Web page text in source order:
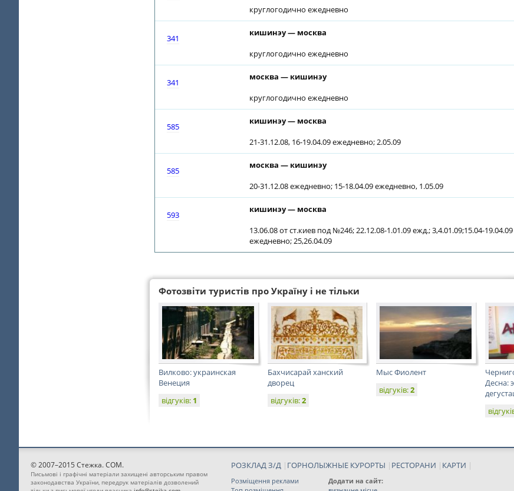
круглогодично ежедневно
341
кишинэу — москва
круглогодично ежедневно
341
москва — кишинэу
круглогодично ежедневно
585
кишинэу — москва
21-31.12.08, 16-19.04.09 ежедневно; 2.05.09
585
москва — кишинэу
20-31.12.08 ежедневно; 15-18.04.09 ежедневно, 1.05.09
593
кишинэу — москва
13.06.08 от ст.киев под №246; 22.12.08-1.01.09 ежд.; 3,4.01.09;15.04-19.04.09
ежедневно; 25,26.04.09
Фотозвіти туристів про Україну і не тільки
Вилково: украинская
Венеция
відгуків: 1
Бахчисарай ханский
дворец
відгуків:2
Мыс Фиолент
відгуків:2
Десна:
© 2007–2015 Стежка. COM.
Письмові і графічні матеріали захищені авторським правом
законодавства України, передрук матеріалів дозволений
РОЗКЛАД З/Д | ГОРНОЛЫЖНЫЕ КУРОРТЫ | РЕСТОРАНИ | КАРТИ |
Розміщення реклами
Додати на сайт: